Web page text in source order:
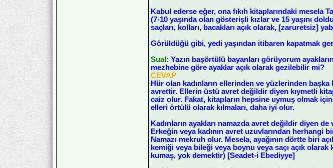
Kabul ederse eğer, ona fıkıh kitaplarındaki mesela
(7-10 yaşında olan gösterişli kızlar ve 15 yaşını
saçları, kolları, bacakları açık olarak, [zaruretsiz]
Görüldüğü gibi, yedi yaşından itibaren kapatmak
Sual: Yazın başörtülü bayanları görüyorum
mezhebine göre ayaklar açık olarak gezilebilir mi?
CEVAP
Hür olan kadınların ellerinden ve yüzlerinden
avrettir. Ellerin üstü avret değildir diyen kıymetli
caiz olur. Fakat, kitapların hepsine uymuş olmak
elleri örtülü olarak kılmaları, daha iyi olur.
Kadınların ayakları namazda avret değildir diyen
Erkeğin veya kadının avret uzuvlarından herhangi
Namazı mekruh olur. Mesela, ayağının dörtte biri
kemiği veya bileği veya boynu veya saçı açık
kumaş, yok demektir) [Seadet-i Ebediyye]